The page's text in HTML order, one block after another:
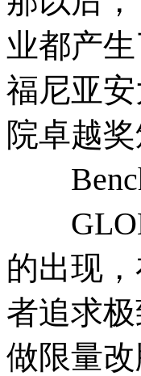
业都产
福尼亚
院卓越
GLOD
的出现
者追求
做限量